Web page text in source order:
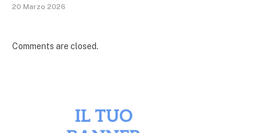
20 Marzo 2026
Comments are closed.